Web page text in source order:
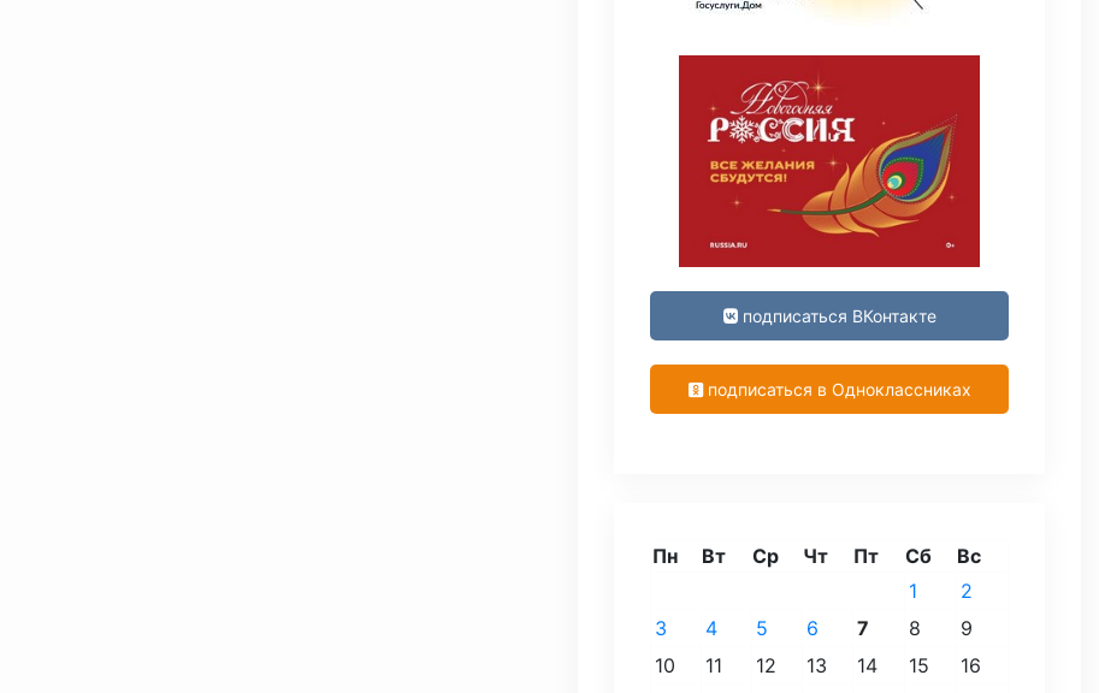
подписаться ВКонтакте
подписаться в Одноклассниках
Пн Вт Ср Чт Пт Сб
Вс
1
2
3
4 5 6 7 8
9
10
11 12 13 14 15
16